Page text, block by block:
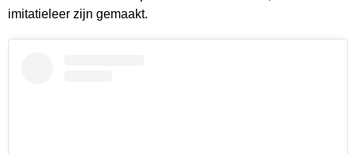
imitatieleer zijn gemaakt.